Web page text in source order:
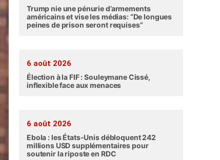
Trump nie une pénurie d’armements
américains et vise les médias: “De longues
peines de prison seront requises”
6 août 2026
Élection à la FIF : Souleymane Cissé,
inflexible face aux menaces
6 août 2026
Ebola : les États-Unis débloquent 242
millions USD supplémentaires pour
soutenir la riposte en RDC